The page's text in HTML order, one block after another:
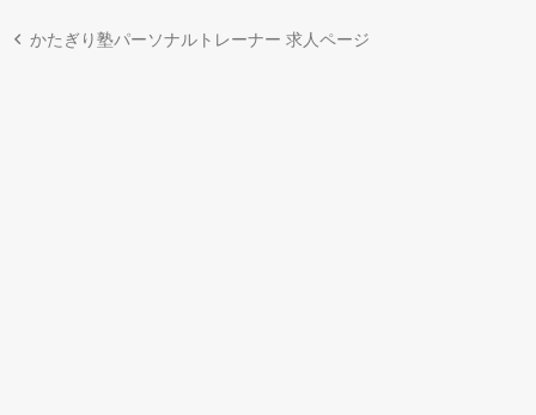
かたぎり塾パーソナルトレーナー 求人ページ